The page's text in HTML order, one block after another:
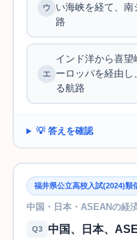
い海峡を経て、
路
インド洋から喜望
ーロッパを経由し
る航路
💡 答えを確認
福井県公立高校入試(2024)類
中国・日本・ASEANの経
Q3
中国、日本、